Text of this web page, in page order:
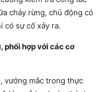
cháy rừng, chủ động có
có sự cố xảy ra.
phối hợp với các cơ
vướng mắc trong thực